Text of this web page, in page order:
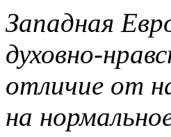
Западная
духовно-
отличие от
на